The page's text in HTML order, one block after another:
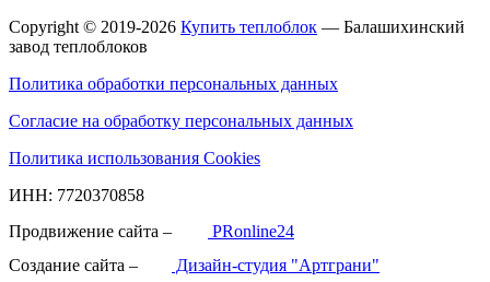
Copyright © 2019-2026 Купить теплоблок — Балашихинский
завод теплоблоков
Политика обработки персональных данных
Согласие на обработку персональных данных
Политика использования Cookies
ИНН: 7720370858
Продвижение сайта –
PRonline24
Создание сайта –
Дизайн-студия "Артграни"